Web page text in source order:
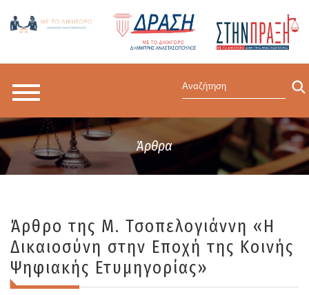
Άρθρα
Άρθρο της Μ. Τσοπελογιάννη «Η
Δικαιοσύνη στην Εποχή της Κοινής
Ψηφιακής Ετυμηγορίας»